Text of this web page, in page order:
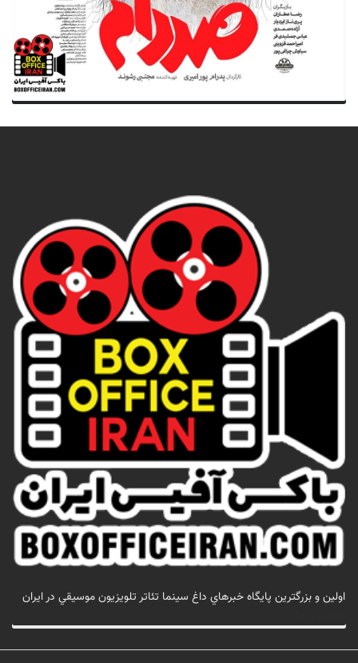
اولين و بزرگترين پايگاه خبرهاي داغ سينما تئاتر تلويزيون موسيقي در ايران